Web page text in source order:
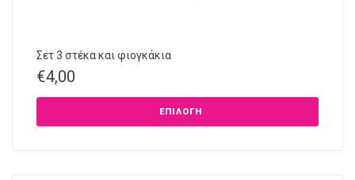
Σετ 3 στέκα και φιογκάκια
€4,00
ΕΠΙΛΟΓΉ